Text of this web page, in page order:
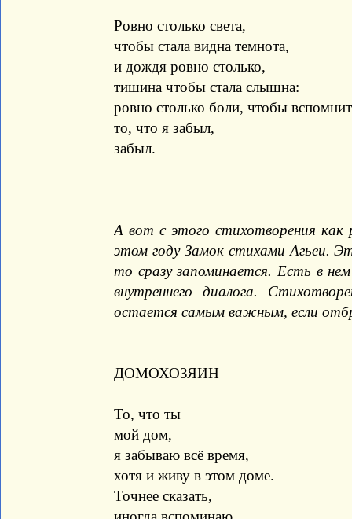
Ровно столько света,
чтобы стала видна темнота,
и дождя ровно столько,
тишина чтобы стала слышна:
ровно столько боли, чтобы
то, что я забыл,
забыл.
А вот с этого стихотворения как
этом году Замок стихами Агьеи.
то сразу запоминается. Есть в
внутреннего диалога.
остается самым важным, если
ДОМОХОЗЯИН
То, что ты
мой дом,
я забываю всё время,
хотя и живу в этом доме.
Точнее сказать,